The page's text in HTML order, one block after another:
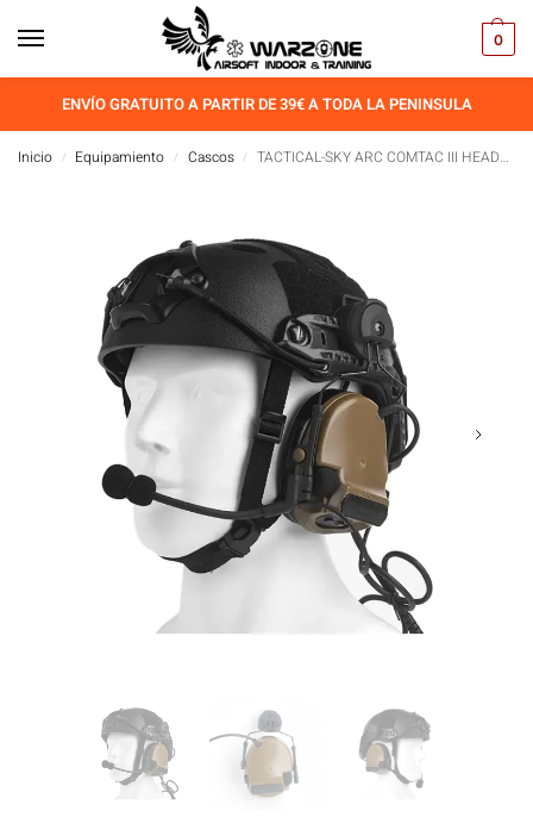
0
ENVÍO GRATUITO A PARTIR DE 39€ A TODA LA PENINSULA
Inicio / Equipamiento / Cascos / TACTICAL-SKY ARC COMTAC III HEADSET Dark Earth